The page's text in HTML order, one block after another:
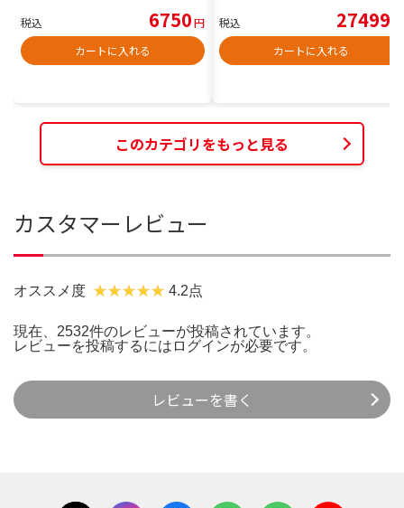
税込 6750円
カートに入れる
税込 27499
カートに入れる
このカテゴリをもっと見る
カスタマーレビュー
オススメ度 4.2点
現在、2532件のレビューが投稿されています。
レビューを投稿するには ログインが必要です。
レビューを書く